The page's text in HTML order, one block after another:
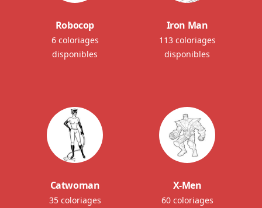
Robocop
6 coloriages
disponibles
Iron Man
113 coloriages
disponibles
Catwoman
35 coloriages
X-Men
60 coloriages